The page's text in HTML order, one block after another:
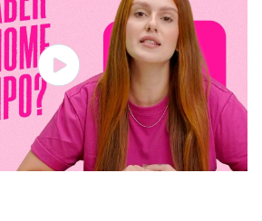
ver dívidas no CPF?
na Receita Federal pelo